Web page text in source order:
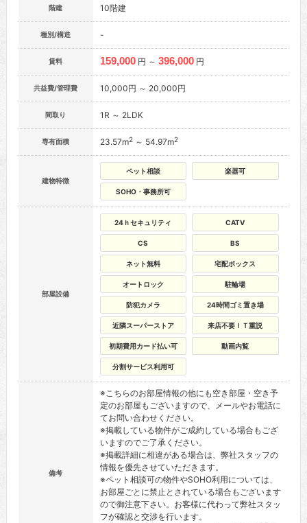
階建 10階建
種別/構造 -
賃料 159,000 円 ～ 396,000 円
共益費/管理費 10,000円 ～ 20,000円
間取り 1R ～ 2LDK
専有面積 23.57m2～ 54.97m2
建物特徴
ペット相談 楽器可
SOHO・事務所可
部屋設備
24ｈセキュリティ CATV
CS BS
ネット無料 宅配ボックス
オートロック 駐輪場
防犯カメラ 24時間ゴミ置き場
近隣スーパーストア 来店不要ＩＴ重説
初期費用カード払い可 動画内覧
分割サービス利用可
備考
※こちらのお部屋情報の他にも空き部屋・空き予
定のお部屋もございますので、メールやお電話に
てお問い合わせください。
※掲載している物件がご成約している場合もござ
いますのでご了承ください。
※掲載詳細に相違がある場合は、弊社スタッフの
情報を優先させていただきます。
※ペット相談可の物件やSOHO利用については、
お部屋ごとに禁止とされている場合もございます
ので御注意下さい。お客様に代わって弊社スタッ
フが確認と交渉を行います。